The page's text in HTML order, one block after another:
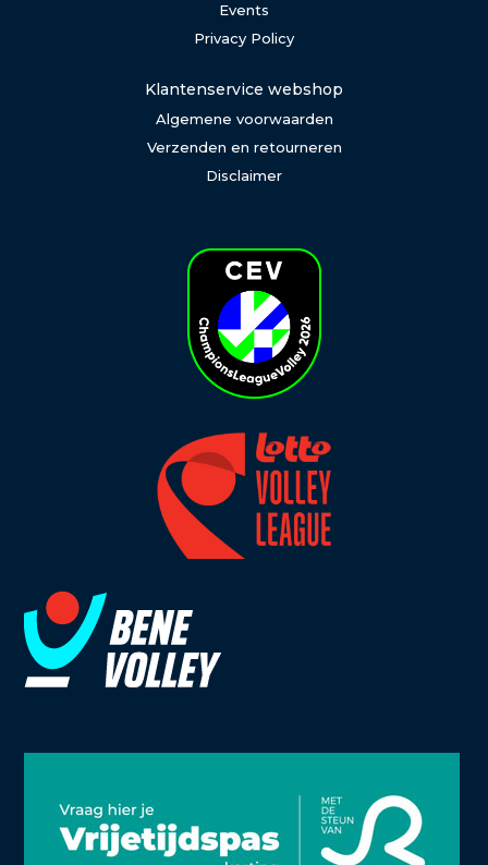
Events
Privacy Policy
Klantenservice webshop
Algemene voorwaarden
Verzenden en retourneren
Disclaimer